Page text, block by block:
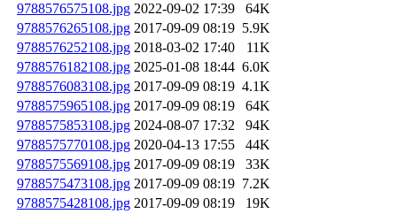
9788576575108.jpg 2022-09-02 17:39
64K
9788576265108.jpg 2017-09-09 08:19 5.9K
9788576252108.jpg 2018-03-02 17:40
11K
9788576182108.jpg 2025-01-08 18:44 6.0K
9788576083108.jpg 2017-09-09 08:19 4.1K
9788575965108.jpg 2017-09-09 08:19
64K
9788575853108.jpg 2024-08-07 17:32
94K
9788575770108.jpg 2020-04-13 17:55
44K
9788575569108.jpg 2017-09-09 08:19
33K
9788575473108.jpg 2017-09-09 08:19 7.2K
9788575428108.jpg 2017-09-09 08:19
19K